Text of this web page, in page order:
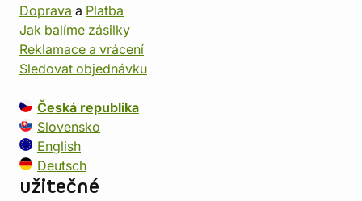
Doprava a Platba
Jak balíme zásilky
Reklamace a vrácení
Sledovat objednávku
Česká republika
Slovensko
English
Deutsch
užitečné